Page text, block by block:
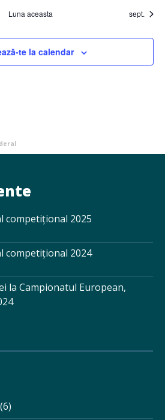
Luna aceasta sept.
te la calendar
competițional 2025
competițional 2024
la Campionatul European,
(6)